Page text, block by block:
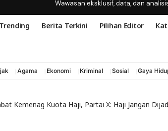
Wawasan eksklusif, data, dan
Berita Terkini Pilihan Editor
Agama Ekonomi Kriminal Sosial Gaya
Kemenag Kuota Haji, Partai X: Haji Jangan